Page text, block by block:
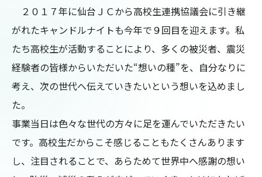
２０１７年に仙台ＪＣから高校生連携協議会に引き継
がれたキャンドルナイトも今年で９回目を迎えます。私
たち高校生が活動することにより、多くの被災者、震災
経験者の皆様からいただいた“想いの種”を、自分なりに
考え、次の世代へ伝えていきたいという想いを込めまし
た。
事業当日は色々な世代の方々に足を運んでいただきたい
です。高校生だからこそ感じることもたくさんあります
し、注目されることで、あらためて世界中へ感謝の想い